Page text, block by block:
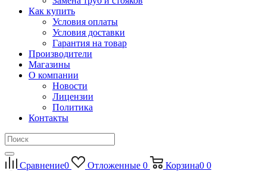
Как купить
Условия оплаты
Условия доставки
Гарантия на товар
Производители
Магазины
О компании
Новости
Лицензии
Политика
Контакты
Сравнение0 Отложенные 0 Корзина0 0